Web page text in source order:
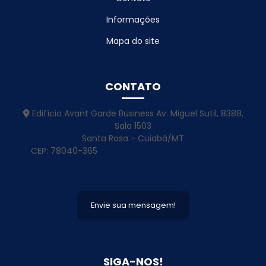
Projeto De Barracão Pré Moldado
Projeto De Cobertura Em Estrutura Metálica Inativo
Projeto De Engenharia Estrutural
Projeto De Estrutura Metálica
Projeto De Estrutura Metalica Para Galpao
Projeto De Galpão
Projeto De Galpao De Estrutura Metalica
Informações
Mapa do site
CONTATO
Edifício Avant Garde Business Av. Miguel Sutil, 8388,
Sala 1503
Santa Rosa - Cuiabá/MT
CEP: 78040-365
Envie sua mensagem!
SIGA-NOS!